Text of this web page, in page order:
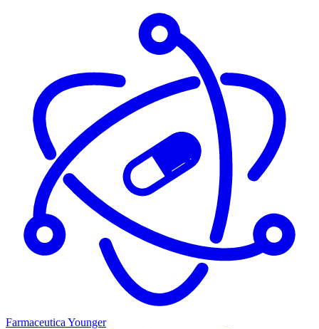
Farmaceutica Younger